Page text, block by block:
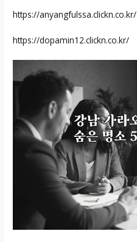
https://anyangfulssa.clickn.co.kr/
https://dopamin12.clickn.co.kr/